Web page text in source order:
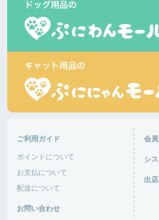
ご利用ガイド
ポイントについて
お支払について
配送について
お問い合わせ
会
シ
出